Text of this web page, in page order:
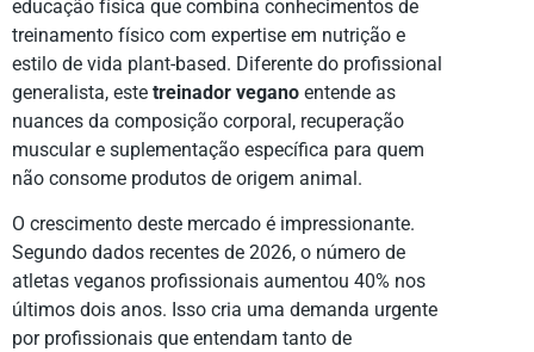
educação física que combina conhecimentos de
treinamento físico com expertise em nutrição e
estilo de vida plant-based. Diferente do profissional
generalista, este treinador vegano entende as
nuances da composição corporal, recuperação
muscular e suplementação específica para quem
não consome produtos de origem animal.
O crescimento deste mercado é impressionante.
Segundo dados recentes de 2026, o número de
atletas veganos profissionais aumentou 40% nos
últimos dois anos. Isso cria uma demanda urgente
por profissionais que entendam tanto de